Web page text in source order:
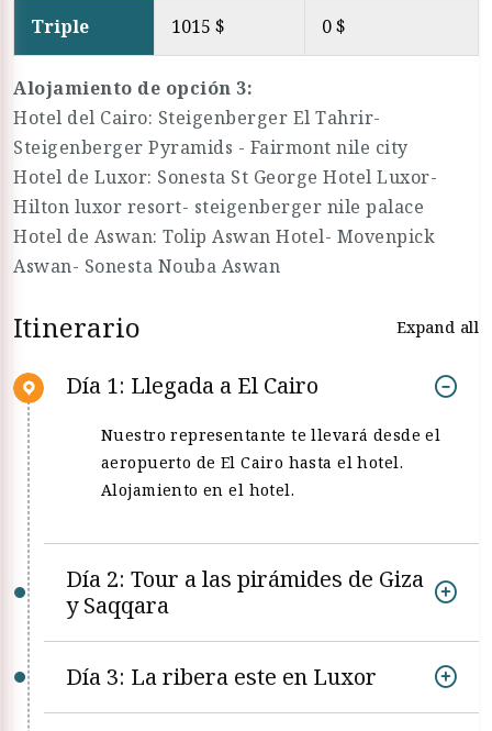
Triple 1015 $ 0 $
Alojamiento de opción 3:
Hotel del Cairo: Steigenberger El Tahrir-
Steigenberger Pyramids - Fairmont nile city
Hotel de Luxor: Sonesta St George Hotel Luxor-
Hilton luxor resort- steigenberger nile palace
Hotel de Aswan: Tolip Aswan Hotel- Movenpick
Aswan- Sonesta Nouba Aswan
Itinerario Expand all
Día 1: Llegada a El Cairo
Nuestro representante te llevará desde el
aeropuerto de El Cairo hasta el hotel.
Alojamiento en el hotel.
Día 2: Tour a las pirámides de Giza
y Saqqara
Día 3: La ribera este en Luxor